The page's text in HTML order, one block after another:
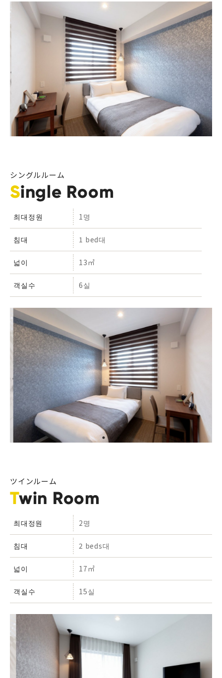
シングルルーム
Single Room
최대정원 1명
침대 1 bed대
넓이 13㎡
객실수 6실
ツインルーム
Twin Room
최대정원 2명
침대 2 beds대
넓이 17㎡
객실수 15실